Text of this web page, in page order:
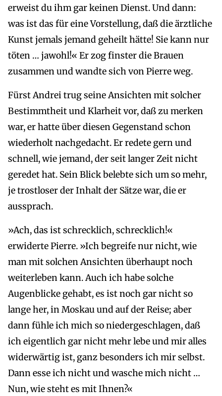
erweist du ihm gar keinen Dienst. Und dann:
was ist das für eine Vorstellung, daß die ärztliche
Kunst jemals jemand geheilt hätte! Sie kann nur
töten … jawohl!« Er zog finster die Brauen
zusammen und wandte sich von Pierre weg.
Fürst Andrei trug seine Ansichten mit solcher
Bestimmtheit und Klarheit vor, daß zu merken
war, er hatte über diesen Gegenstand schon
wiederholt nachgedacht. Er redete gern und
schnell, wie jemand, der seit langer Zeit nicht
geredet hat. Sein Blick belebte sich um so mehr,
je trostloser der Inhalt der Sätze war, die er
aussprach.
»Ach, das ist schrecklich, schrecklich!«
erwiderte Pierre. »Ich begreife nur nicht, wie
man mit solchen Ansichten überhaupt noch
weiterleben kann. Auch ich habe solche
Augenblicke gehabt, es ist noch gar nicht so
lange her, in Moskau und auf der Reise; aber
dann fühle ich mich so niedergeschlagen, daß
ich eigentlich gar nicht mehr lebe und mir alles
widerwärtig ist, ganz besonders ich mir selbst.
Dann esse ich nicht und wasche mich nicht …
Nun, wie steht es mit Ihnen?«